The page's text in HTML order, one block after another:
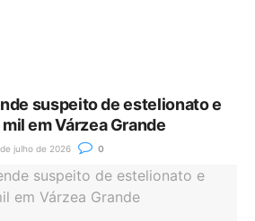
suspeito de estelionato e
em Várzea Grande
julho de 2026 0